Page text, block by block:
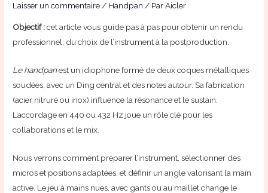
Laisser un commentaire/ Handpan / ParAicler
Objectif :cet article vous guide pas à pas pour obtenir un rendu
professionnel, du choix de l’instrument à la postproduction.
Le handpanest un idiophone formé de deux coques métalliques
soudées, avec un Ding central et des notes autour. Sa fabrication
(acier nitruré ou inox) influence la résonance et le sustain.
L’accordage en 440 ou 432 Hz joue un rôle clé pour les
collaborations et le mix.
Nous verrons comment préparer l’instrument, sélectionner des
micros et positions adaptées, et définir un angle valorisant la main
active. Le jeu à mains nues, avec gants ou au maillet change le